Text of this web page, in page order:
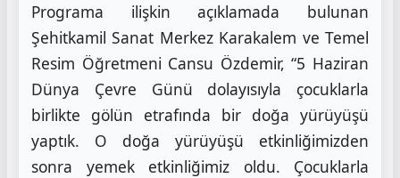
Programa ilişkin açıklamada bulunan
Şehitkamil Sanat Merkez Karakalem ve Temel
Resim Öğretmeni Cansu Özdemir, “5 Haziran
Dünya Çevre Günü dolayısıyla çocuklarla
birlikte gölün etrafında bir doğa yürüyüşü
yaptık. O doğa yürüyüşü etkinliğimizden
sonra yemek etkinliğimiz oldu. Çocuklarla